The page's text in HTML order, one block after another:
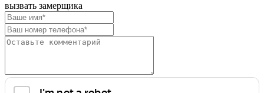
вызвать замерщика